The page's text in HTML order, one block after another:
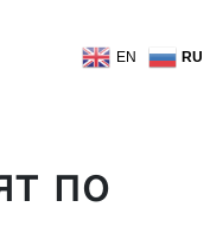
EN RU
по